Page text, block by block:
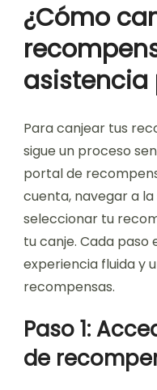
¿Cómo
asistencia
Para canjear tus
sigue un proceso
portal de
cuenta, navegar a
seleccionar tu
tu canje. Cada paso
experiencia fluida y
recompensas.
Paso 1:
de